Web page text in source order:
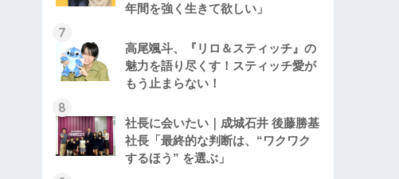
年間を強く生きて欲しい」
高尾颯斗、『リロ＆スティッチ』の
魅力を語り尽くす！スティッチ愛が
もう止まらない！
社長に会いたい｜成城石井 後藤勝基
社長「最終的な判断は、“ワクワク
するほう” を選ぶ」